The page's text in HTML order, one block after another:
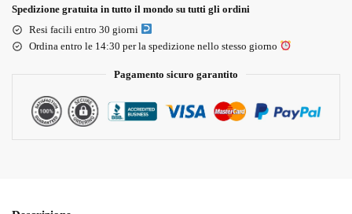
Spedizione gratuita in tutto il mondo su tutti gli ordini
Resi facili entro 30 giorni
Ordina entro le 14:30 per la spedizione nello stesso giorno
Pagamento sicuro garantito